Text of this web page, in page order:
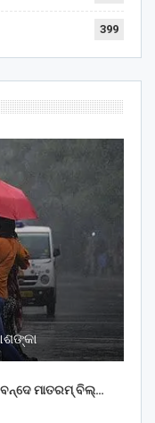
399
ବନ୍ଦେ ମାତରମ୍‌ ବିଲ୍‌…